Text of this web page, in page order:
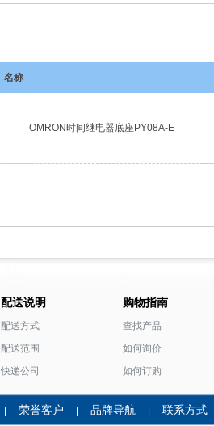
名称
OMRON时间继电器底座PY08A-E
配送说明
配送方式
配送范围
快递公司
购物指南
查找产品
如何询价
如何订购
荣誉客户 品牌导航 联系方式